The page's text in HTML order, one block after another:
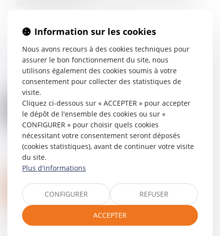
commanditaires, etc.
Information sur les cookies
Nous avons recours à des cookies techniques pour
assurer le bon fonctionnement du site, nous
utilisons également des cookies soumis à votre
consentement pour collecter des statistiques de
visite.
Cliquez ci-dessous sur « ACCEPTER » pour accepter
le dépôt de l'ensemble des cookies ou sur «
CONFIGURER » pour choisir quels cookies
nécessitant votre consentement seront déposés
(cookies statistiques), avant de continuer votre visite
du site.
Plus d'informations
CONFIGURER REFUSER
ACCEPTER